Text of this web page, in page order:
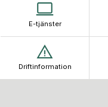
E-tjänster
Driftinformation